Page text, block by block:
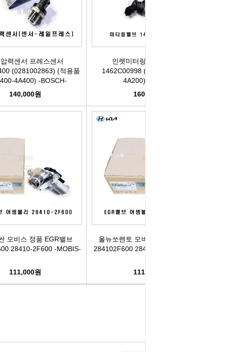
력센서 프레스센서
(0281002863) (적용품
4A400) -BOSCH-
140,000원
인렛미터링밸브/IMV밸브
1462C00998 (적용펌프:33100-
4A200) -BOSCH-
160,000원
모비스 정품 EGR밸브
28410-2F600 -MOBIS-
111,000원
올뉴쏘렌토 모비스 정품 EGR밸브
284102F600 28410-2F600 -MOBIS-
111,000원